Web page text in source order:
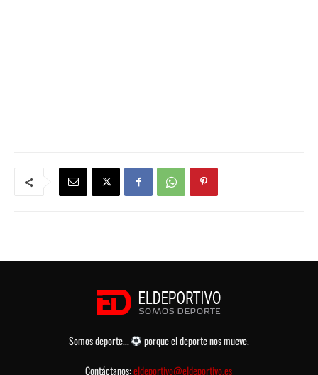
Somos deporte...
porque el deporte nos mueve.
Contáctanos:eldeportivo@eldeportivo.es